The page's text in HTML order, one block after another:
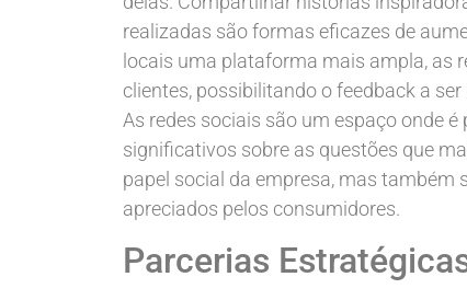
realizadas são formas eficazes de
locais uma plataforma mais ampla, as
clientes, possibilitando o feedback a
As redes sociais são um espaço onde
significativos sobre as questões que
papel social da empresa, mas
apreciados pelos consumidores.
Parcerias